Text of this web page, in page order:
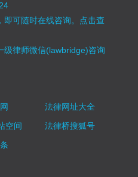
可随时在线咨询。 点击查
级律师微信(lawbridge)咨询
法律网址大全
空间
法律桥搜狐号